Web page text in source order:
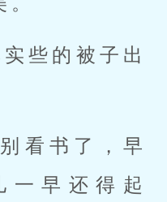
些的被子出
看书了，早
一早还得起